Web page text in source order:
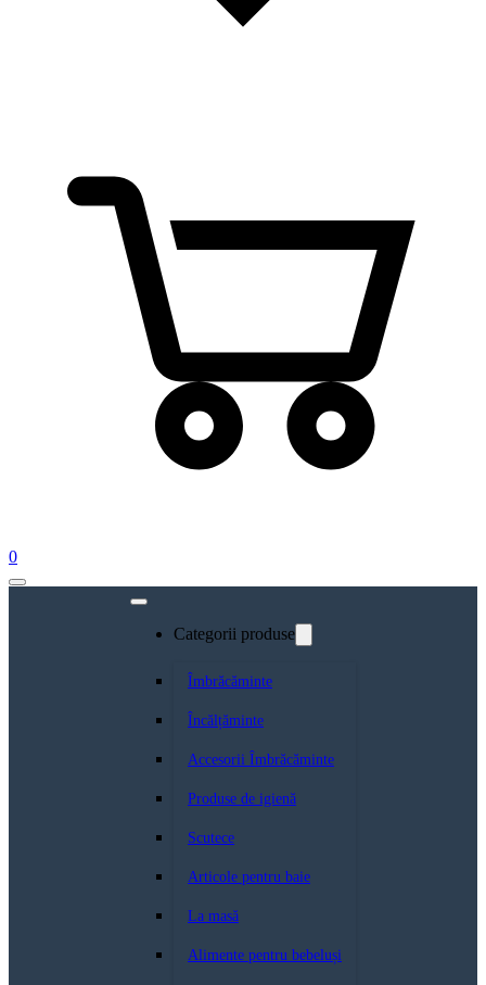
0
Categorii produse
Îmbrăcăminte
Încălțăminte
Accesorii Îmbrăcăminte
Produse de igienă
Scutece
Articole pentru baie
La masă
Alimente pentru bebeluși